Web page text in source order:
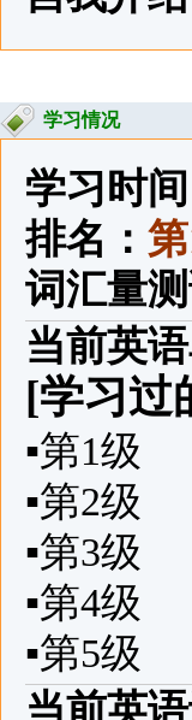
学习情况
学习时间
排名：
词汇量
当前英
[学习过
▪第1级
▪第2级
▪第3级
▪第4级
▪第5级
当前英